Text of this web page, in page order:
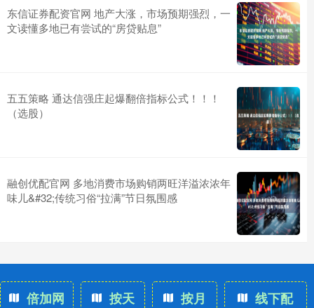
东信证券配资官网 地产大涨，市场预期强烈，一
文读懂多地已有尝试的“房贷贴息”
五五策略 通达信强庄起爆翻倍指标公式！！！
（选股）
融创优配官网 多地消费市场购销两旺洋溢浓浓年
味儿&#32;传统习俗“拉满”节日氛围感
倍加网
按天
按月
线下配